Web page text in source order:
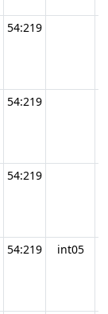
54:219
54:219
54:219
54:219 int05